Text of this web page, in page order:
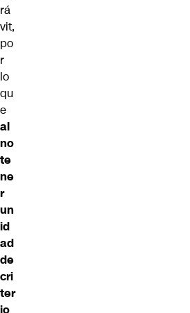
rá
vit,
po
r
lo
qu
e
al
no
te
ne
r
un
id
ad
de
cri
ter
io